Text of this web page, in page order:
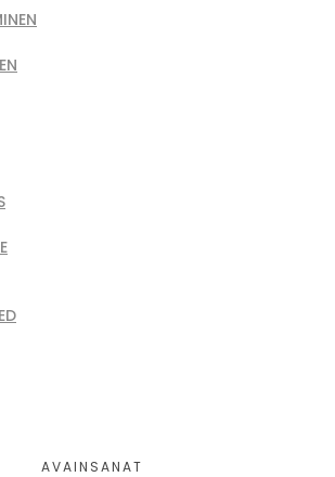
AVAINSANAT